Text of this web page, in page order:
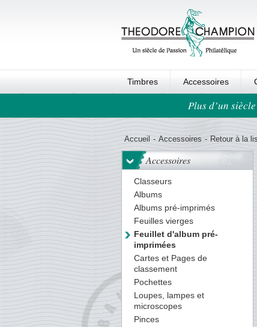
Timbres Accessoires
Ordre au panierPlus d’un
Accueil - Accessoires - Retour à la
Accessoires
Classeurs
Albums
Albums pré-imprimés
Feuilles vierges
Feuillet d'album pré-
imprimées
Cartes et Pages de
classement
Pochettes
Loupes, lampes et
microscopes
Pinces